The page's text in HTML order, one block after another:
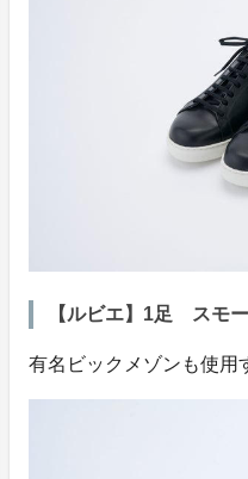
【ルビエ】1足 スモ
有名ビックメゾンも使用